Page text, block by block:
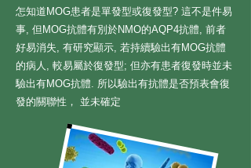
怎知道MOG患者是單發型或復發型? 這不是件易
事, 但MOG抗體有別於NMO的AQP4抗體, 前者
好易消失, 有研究顯示, 若持續驗出有MOG抗體
的病人, 較易屬於復發型; 但亦有患者復發時並未
驗出有MOG抗體. 所以驗出有抗體是否預表會復
發的關聯性， 並未確定